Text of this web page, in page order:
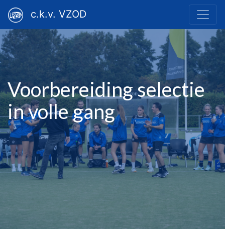
c.k.v. VZOD
Voorbereiding selectie
in volle gang